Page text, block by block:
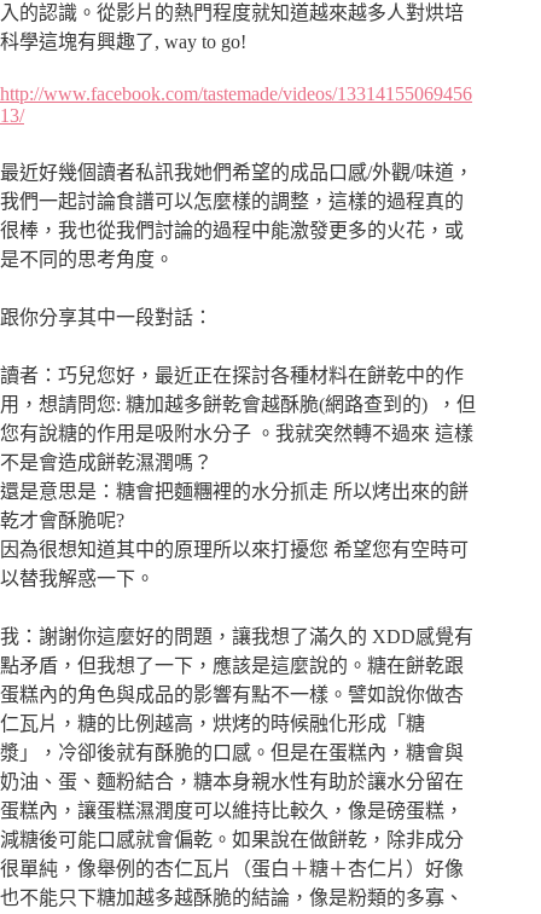
入的認識。從影片的熱門程度就知道越來越多人對烘培
科學這塊有興趣了, way to go!
http://www.facebook.com/tastemade/videos/13314155069456
13/
最近好幾個讀者私訊我她們希望的成品口感/外觀/味道，
我們一起討論食譜可以怎麼樣的調整，這樣的過程真的
很棒，我也從我們討論的過程中能激發更多的火花，或
是不同的思考角度。
跟你分享其中一段對話：
讀者：巧兒您好，最近正在探討各種材料在餅乾中的作
用，想請問您: 糖加越多餅乾會越酥脆(網路查到的) ，但
您有說糖的作用是吸附水分子 。我就突然轉不過來 這樣
不是會造成餅乾濕潤嗎？
還是意思是：糖會把麵糰裡的水分抓走 所以烤出來的餅
乾才會酥脆呢?
因為很想知道其中的原理所以來打擾您 希望您有空時可
以替我解惑一下。
我：謝謝你這麼好的問題，讓我想了滿久的 XDD感覺有
點矛盾，但我想了一下，應該是這麼說的。糖在餅乾跟
蛋糕內的角色與成品的影響有點不一樣。譬如說你做杏
仁瓦片，糖的比例越高，烘烤的時候融化形成「糖
漿」，冷卻後就有酥脆的口感。但是在蛋糕內，糖會與
奶油、蛋、麵粉結合，糖本身親水性有助於讓水分留在
蛋糕內，讓蛋糕濕潤度可以維持比較久，像是磅蛋糕，
減糖後可能口感就會偏乾。如果說在做餅乾，除非成分
很單純，像舉例的杏仁瓦片（蛋白＋糖＋杏仁片）好像
也不能只下糖加越多越酥脆的結論，像是粉類的多寡、